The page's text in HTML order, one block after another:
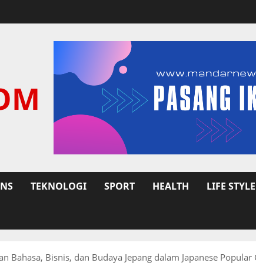
TEKNOLOGI SPORT HEALTH LIFE STYLE
Bahasa, Bisnis, dan Budaya Jepang dalam Japanese